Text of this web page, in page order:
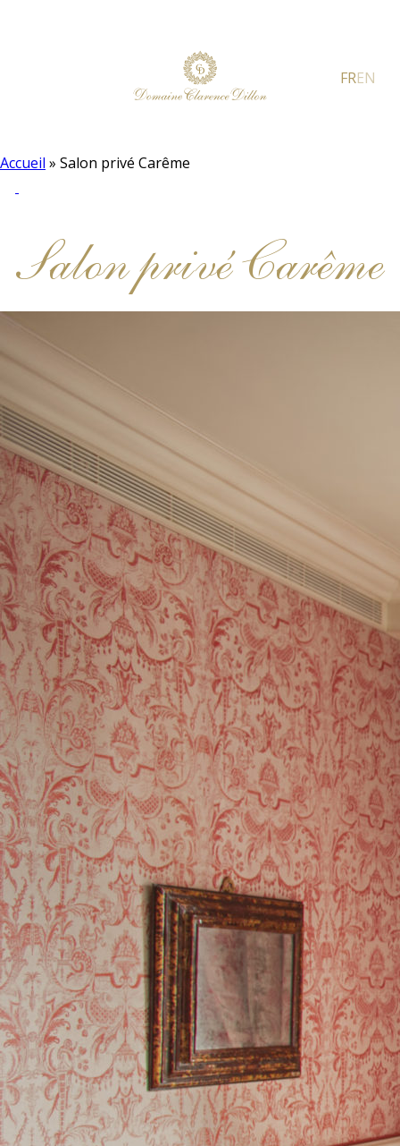
FREN
Accueil » Salon privé Carême
Salon privé Carême